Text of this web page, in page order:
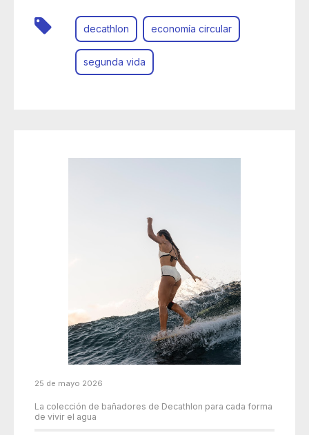
decathlon economía circular
segunda vida
25 de mayo 2026
La colección de bañadores de Decathlon para cada forma
de vivir el agua